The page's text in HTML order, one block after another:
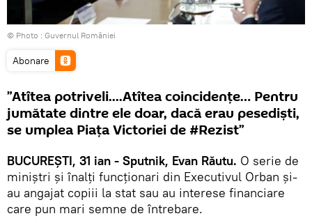
© Photo : Guvernul României
Abonare
”Atîtea potriveli....Atîtea coincidențe… Pentru
jumătate dintre ele doar, dacă erau pesediști,
se umplea Piața Victoriei de #Rezist”
BUCUREȘTI, 31 ian - Sputnik, Evan Răutu. O serie de
miniștri și înalți funcționari din Executivul Orban și-
au angajat copiii la stat sau au interese financiare
care pun mari semne de întrebare.